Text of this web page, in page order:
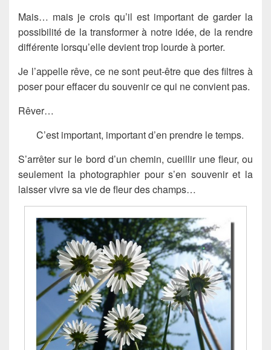
Mais… mais je crois qu’il est important de garder la
possibilité de la transformer à notre idée, de la rendre
différente lorsqu’elle devient trop lourde à porter.
Je l’appelle rêve, ce ne sont peut-être que des filtres à
poser pour effacer du souvenir ce qui ne convient pas.
Rêver…
C’est important, important d’en prendre le temps.
S’arrêter sur le bord d’un chemin, cueillir une fleur, ou
seulement la photographier pour s’en souvenir et la
laisser vivre sa vie de fleur des champs…